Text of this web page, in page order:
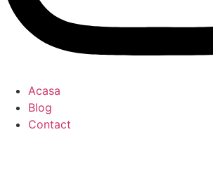
Acasa
Blog
Contact